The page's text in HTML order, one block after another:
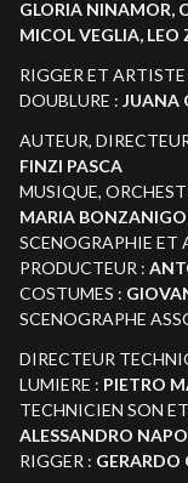
GLORIA NINAMOR,
MICOL VEGLIA, LEO
RIGGER ET ARTISTE
DOUBLURE : JUANA
AUTEUR,
FINZI PASCA
MUSIQUE,
MARIA BONZANIGO
SCENOGRAPHIE ET
PRODUCTEUR :
COSTUMES :
SCENOGRAPHE
DIRECTEUR
LUMIERE : PIETRO
TECHNICIEN SON
ALESSANDRO
RIGGER : GERARDO